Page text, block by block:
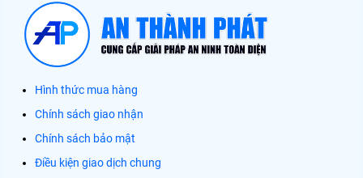
Hình thức mua hàng
Chính sách giao nhận
Chính sách bảo mật
Điều kiện giao dịch chung